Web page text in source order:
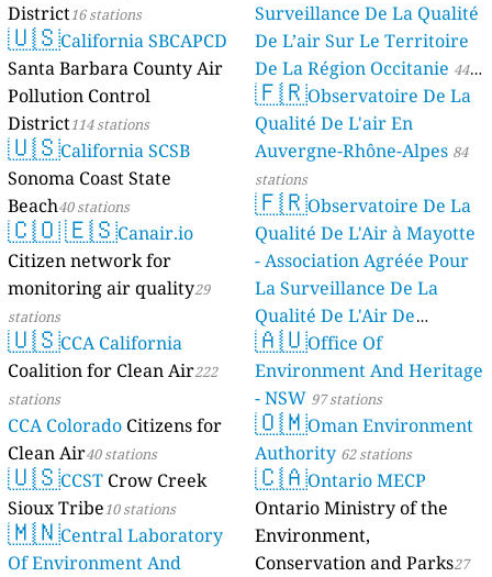
District16 stations
🇺🇸California SBCAPCD
Santa Barbara County Air
Pollution Control
District114 stations
🇺🇸California SCSB
Sonoma Coast State
Beach40 stations
🇨🇴🇪🇸Canair.io
Citizen network for
monitoring air quality29
stations
🇺🇸CCA California
Coalition for Clean Air222
stations
CCA Colorado Citizens for
Clean Air40 stations
🇺🇸CCST Crow Creek
Sioux Tribe10 stations
🇲🇳Central Laboratory
Of Environment And
Surveillance De La Qualité
De L’air Sur Le Territoire
De La Région Occitanie 44
stations
🇫🇷Observatoire De La
Qualité De L'air En
Auvergne-Rhône-Alpes 84
stations
🇫🇷Observatoire De La
Qualité De L'Air à Mayotte
- Association Agréée Pour
La Surveillance De La
Qualité De L'Air De
Mayotte 4 stations
🇦🇺Office Of
Environment And Heritage
- NSW 97 stations
🇴🇲Oman Environment
Authority 62 stations
🇨🇦Ontario MECP
Ontario Ministry of the
Environment,
Conservation and Parks27